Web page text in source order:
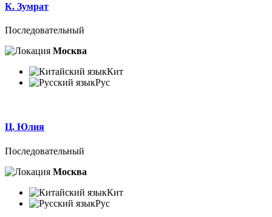
К. Зумрат
Последовательный
Москва
Кит
Рус
Ц. Юлия
Последовательный
Москва
Кит
Рус